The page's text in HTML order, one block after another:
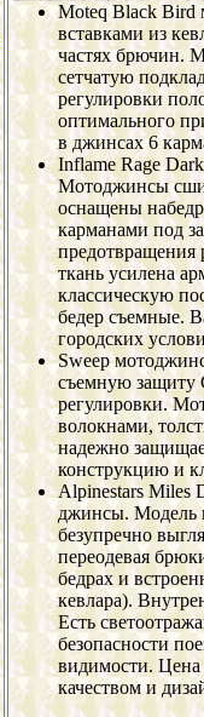
Moteq Black Bird
вставками из
частях брючин.
сетчатую
регулировки
оптимального
в джинсах 6
Inflame Rage
Мотоджинсы
оснащены
карманами под
предотвращения
ткань усилена
классическую
бедер съемные.
городских
Sweep
съемную защиту
регулировки.
волокнами,
надежно
конструкцию и
Alpinestars Miles
джинсы. Модель
безупречно
переодевая
бедрах и
кевлара).
Есть
безопасности
видимости. Цена
качеством и